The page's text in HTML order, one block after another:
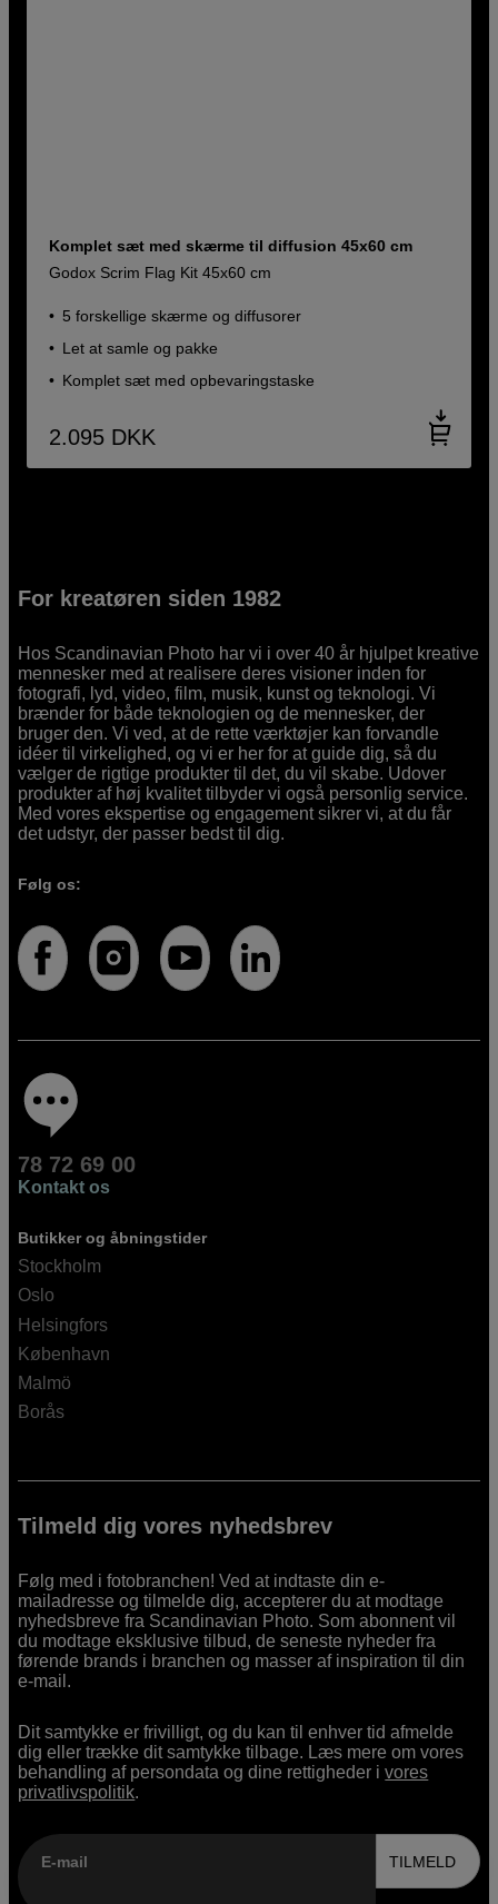
Komplet sæt med skærme til diffusion 45x60 cm
Godox Scrim Flag Kit 45x60 cm
5 forskellige skærme og diffusorer
Let at samle og pakke
Komplet sæt med opbevaringstaske
2.095 DKK
For kreatøren siden 1982
Hos Scandinavian Photo har vi i over 40 år hjulpet kreative
mennesker med at realisere deres visioner inden for
fotografi, lyd, video, film, musik, kunst og teknologi. Vi
brænder for både teknologien og de mennesker, der
bruger den. Vi ved, at de rette værktøjer kan forvandle
idéer til virkelighed, og vi er her for at guide dig, så du
vælger de rigtige produkter til det, du vil skabe. Udover
produkter af høj kvalitet tilbyder vi også personlig service.
Med vores ekspertise og engagement sikrer vi, at du får
det udstyr, der passer bedst til dig.
Følg os:
78 72 69 00
Kontakt os
Butikker og åbningstider
Stockholm
Oslo
Helsingfors
København
Malmö
Borås
Tilmeld dig vores nyhedsbrev
Følg med i fotobranchen! Ved at indtaste din e-
mailadresse og tilmelde dig, accepterer du at modtage
nyhedsbreve fra Scandinavian Photo. Som abonnent vil
du modtage eksklusive tilbud, de seneste nyheder fra
førende brands i branchen og masser af inspiration til din
e-mail.
Dit samtykke er frivilligt, og du kan til enhver tid afmelde
dig eller trække dit samtykke tilbage. Læs mere om vores
behandling af persondata og dine rettigheder ivores
privatlivspolitik.
E-mail TILMELD